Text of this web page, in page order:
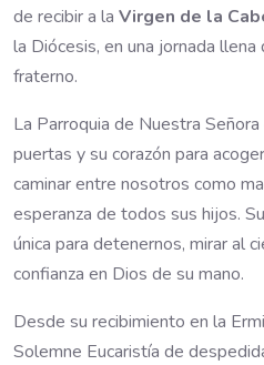
de recibir a la Virgen de la
la Diócesis, en una jornada
fraterno.
La Parroquia de Nuestra
puertas y su corazón para
caminar entre nosotros como
esperanza de todos sus hijos.
única para detenernos, mirar al
confianza en Dios de su mano.
Desde su recibimiento en la
Solemne Eucaristía de